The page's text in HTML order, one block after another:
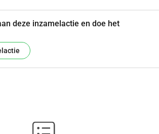
deze inzamelactie en doe het